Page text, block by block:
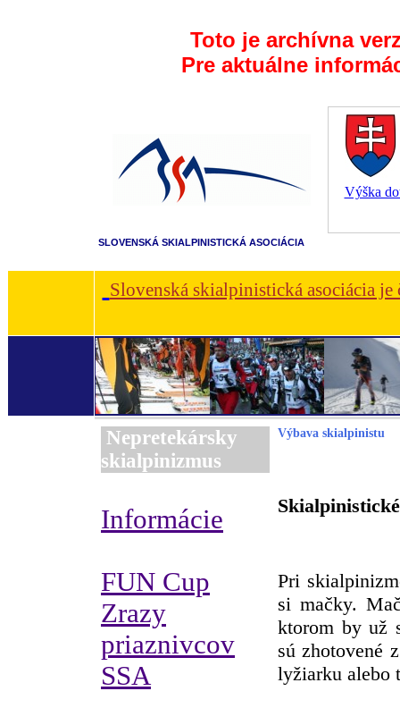
Toto je archívna
Pre aktuálne
Výška
SLOVENSKÁ SKIALPINISTICKÁ ASOCIÁCIA
Slovenská skialpinistická asociácia
Nepretekársky
skialpinizmus
Informácie
FUN Cup
Zrazy
priaznivcov
SSA
Výbava skialpinistu
Pri
si mačky.
ktorom by už
sú zhotovené
lyžiarku alebo